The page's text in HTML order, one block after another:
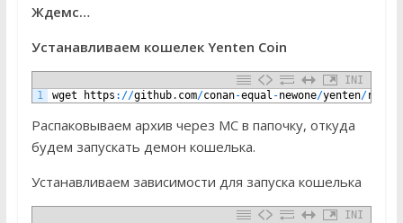
Ждемс…
Устанавливаем кошелек Yenten Coin
INI
1
wget https : //github. com/conan-equal -newone/yenten/
Распаковываем архив через MC в папочку, откуда
будем запускать демон кошелька.
Устанавливаем зависимости для запуска кошелька
INI